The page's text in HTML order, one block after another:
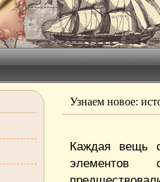
Узнаем новое:
Каждая вещь
элементов